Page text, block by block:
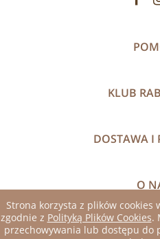
Strona korzysta z plików cookies
zgodnie z Polityką Plików Cookies.
przechowywania lub dostępu do
KLUB
DOSTAWA I
O
pokaż pełną